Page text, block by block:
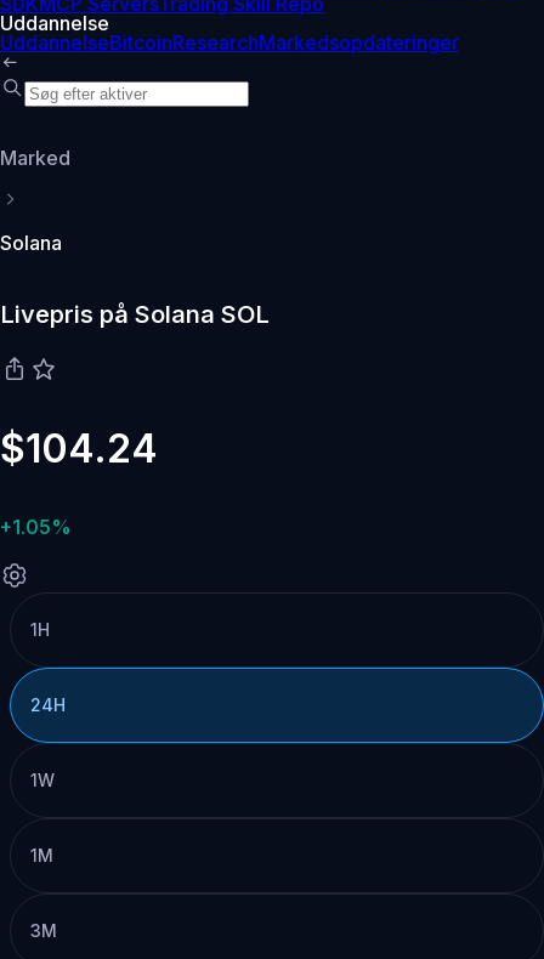
Uddannelse
UddannelseBitcoinResearchMarkedsopdateringer
Marked
Solana
Livepris på Solana SOL
$104.24
+1.05%
1H
24H
1W
1M
3M